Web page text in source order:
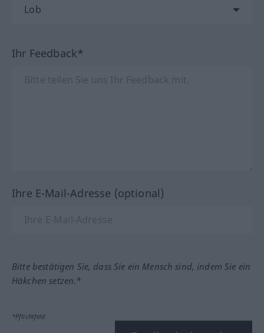
Ihr Feedback*
Ihre E-Mail-Adresse (optional)
Bitte bestätigen Sie, dass Sie ein Mensch sind, indem Sie ein
Häkchen setzen.*
*Pflichtfeld